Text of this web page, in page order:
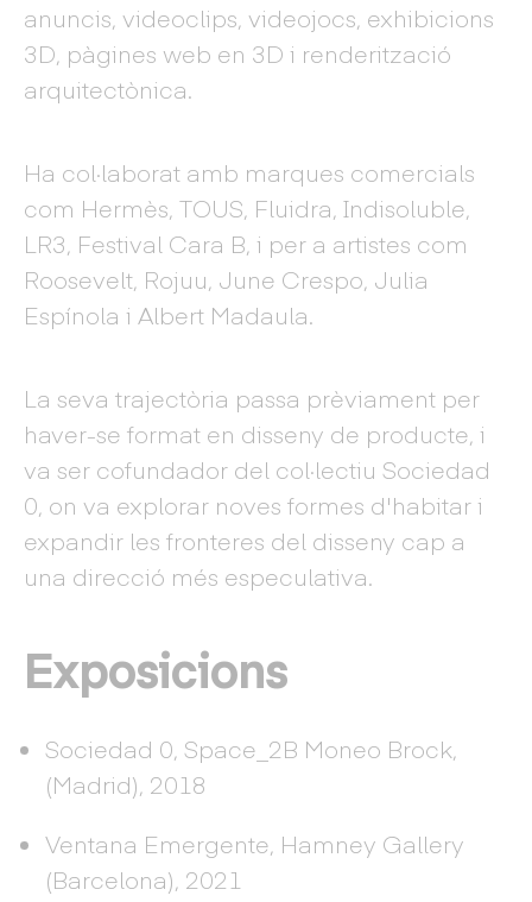
anuncis, videoclips, videojocs, exhibicions
3D, pàgines web en 3D i renderització
arquitectònica.
Ha col·laborat amb marques comercials
com Hermès, TOUS, Fluidra, Indisoluble,
LR3, Festival Cara B, i per a artistes com
Roosevelt, Rojuu, June Crespo, Julia
Espínola i Albert Madaula.
La seva trajectòria passa prèviament per
haver-se format en disseny de producte, i
va ser cofundador del col·lectiu Sociedad
0, on va explorar noves formes d'habitar i
expandir les fronteres del disseny cap a
una direcció més especulativa.
Exposicions
Sociedad 0, Space_2B Moneo Brock,
(Madrid), 2018
Ventana Emergente, Hamney Gallery
(Barcelona), 2021